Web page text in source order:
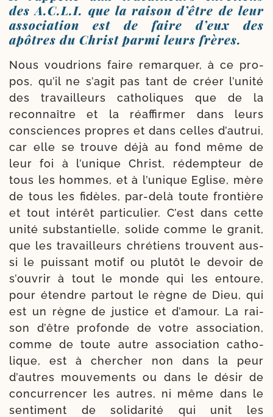
des A.C.L.I. que la raison d’être de leur
association est de faire d’eux des
apôtres du Christ parmi leurs frères.
Nous vou­drions faire remar­quer, à ce pro­
pos, qu’il ne s’a­git pas tant de créer l’u­ni­té
des tra­vailleurs catho­liques que de la
recon­naître et la réaf­fir­mer dans leurs
consciences propres et dans celles d’au­trui,
car elle se trouve déjà au fond même de
leur foi à l’u­nique Christ, rédemp­teur de
tous les hommes, et à l’u­nique Eglise, mère
de tous les fidèles, par-​delà toute fron­tière
et tout inté­rêt par­ti­cu­lier. C’est dans cette
uni­té substan­tielle, solide comme le gra­nit,
que les tra­vailleurs chré­tiens trouvent aus­
si le puis­sant motif ou plu­tôt le devoir de
s’ou­vrir à tout le monde qui les entoure,
pour étendre par­tout le règne de Dieu, qui
est un règne de jus­tice et d’a­mour. La rai­
son d’être pro­fonde de votre asso­cia­tion,
comme de toute autre asso­cia­tion catho­
lique, est à cher­cher non dans la peur
d’autres mou­ve­ments ou dans le désir de
concur­ren­cer les autres, ni même dans le
sen­ti­ment de soli­da­ri­té qui unit les